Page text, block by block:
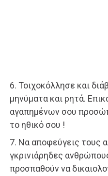
6. Τοιχοκόλλησε και
μηνύματα και ρητά.
αγαπημένων σου
το ηθικό σου !
7. Να αποφεύγεις τους
γκρινιάρηδες
προσπαθούν να